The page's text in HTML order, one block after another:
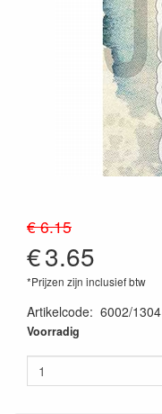
€ 6.15
€3.65
*Prijzen zijn inclusief btw
Artikelcode: 6002/1304
8717706047032
Voorradig